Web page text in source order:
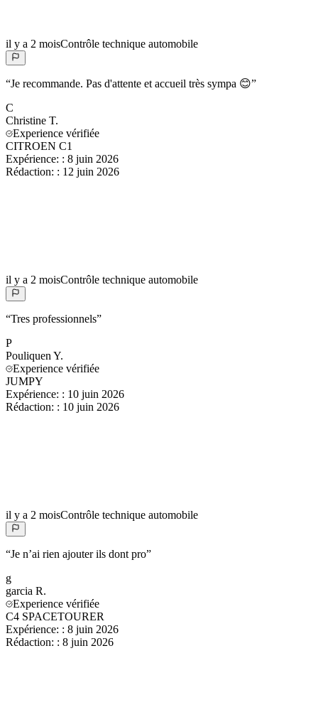
il y a 2 moisContrôle technique automobile
“Je recommande. Pas d'attente et accueil très sympa 😊”
C
Christine T.
Experience vérifiée
CITROEN C1
Expérience: : 8 juin 2026
Rédaction: : 12 juin 2026
il y a 2 moisContrôle technique automobile
“Tres professionnels”
P
Pouliquen Y.
Experience vérifiée
JUMPY
Expérience: : 10 juin 2026
Rédaction: : 10 juin 2026
il y a 2 moisContrôle technique automobile
“Je n’ai rien ajouter ils dont pro”
g
garcia R.
Experience vérifiée
C4 SPACETOURER
Expérience: : 8 juin 2026
Rédaction: : 8 juin 2026